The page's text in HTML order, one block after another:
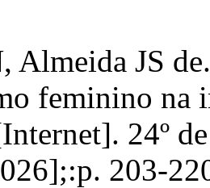
Almeida JS
feminino na
24º
203-